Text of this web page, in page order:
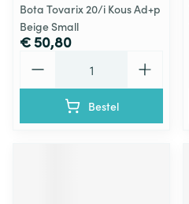
Bota Tovarix 20/i Kous Ad+p
Beige Small
€ 50,80
Bestel